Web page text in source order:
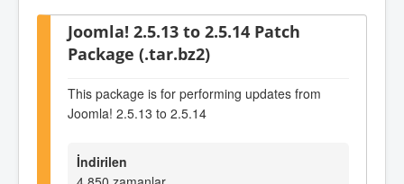
Joomla! 2.5.13 to 2.5.14 Patch
Package (.tar.bz2)
This package is for performing updates from
Joomla! 2.5.13 to 2.5.14
İndirilen